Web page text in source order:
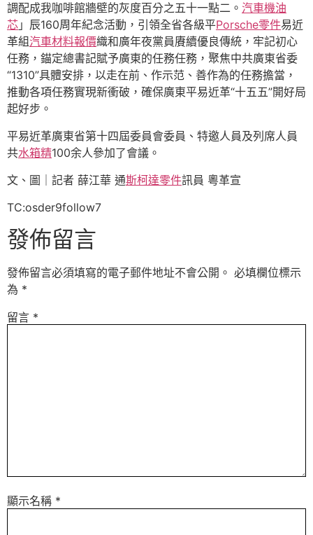
調配成我咖啡館牆壁的灰度百分之五十一點二。 汽車機油
芯 」辰160周年紀念活動，引領全省各級平Porsche零件易近
革組汽車材料報價織和廣年夜黨員賡續優良傳統，牢記初心
任務，錨定總書記賦予廣東的任務任務，聚焦中共廣東省委
“1310”具體安排，以走在前、作示范、善作為的任務擔當，
推動各項任務實現新衝破，確保廣東平易近革“十五五”開好局
起好步。
平易近革廣東省第十四屆委員會委員、特邀人員及列席人員
共水箱精100余人參加了會議。
文、圖｜記者 薛江華 通斯柯達零件訊員 粵革宣
TC:osder9follow7
發佈留言
發佈留言必須填寫的電子郵件地址不會公開。 必填欄位標示
為 *
留言 *
顯示名稱 *